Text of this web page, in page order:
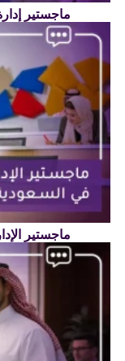
ماجستير إدارة
ماجستير